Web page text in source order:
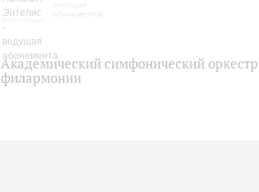
Академический симфонический оркестр
филармонии